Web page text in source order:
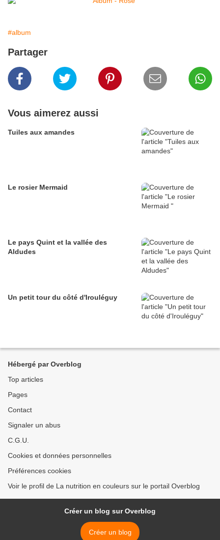
#album
Partager
Vous aimerez aussi
Tuiles aux amandes
Le rosier Mermaid
Le pays Quint et la vallée des
Aldudes
Un petit tour du côté d'Irouléguy
Hébergé par Overblog
Top articles
Pages
Contact
Signaler un abus
C.G.U.
Cookies et données personnelles
Préférences cookies
Voir le profil de La nutrition en couleurs sur le portail Overblog
Créer un blog sur Overblog
Créer un blog